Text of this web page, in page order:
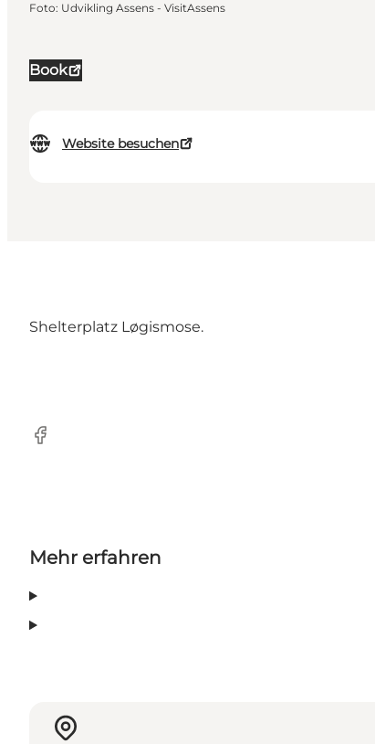
Book
Website besuchen
Foto: Udvikling Assens - VisitAssens
Shelterplatz Løgismose.
Facebook
Mehr erfahren